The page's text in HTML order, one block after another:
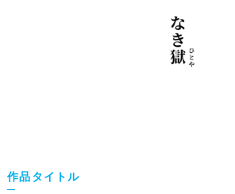
作品タイトル